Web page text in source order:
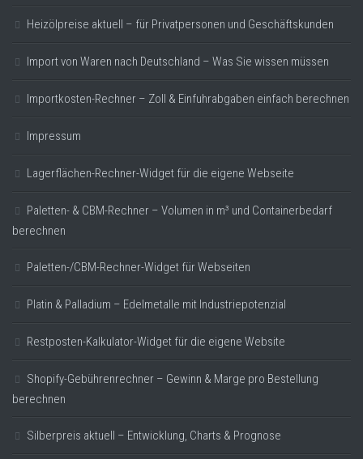
Heizölpreise aktuell – für Privatpersonen und Geschäftskunden
Import von Waren nach Deutschland – Was Sie wissen müssen
Importkosten-Rechner – Zoll & Einfuhrabgaben einfach berechnen
Impressum
Lagerflächen-Rechner-Widget für die eigene Webseite
Paletten- & CBM-Rechner – Volumen in m³ und Containerbedarf
berechnen
Paletten-/CBM-Rechner-Widget für Webseiten
Platin & Palladium – Edelmetalle mit Industriepotenzial
Restposten-Kalkulator-Widget für die eigene Website
Shopify-Gebührenrechner – Gewinn & Marge pro Bestellung
berechnen
Silberpreis aktuell – Entwicklung, Charts & Prognose